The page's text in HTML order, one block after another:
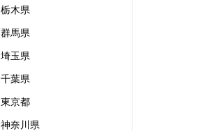
栃木県
群馬県
埼玉県
千葉県
東京都
神奈川県